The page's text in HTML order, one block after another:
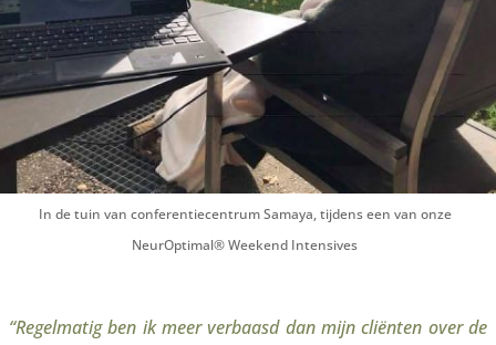
In de tuin van conferentiecentrum Samaya, tijdens een van onze
NeurOptimal® Weekend Intensives
“Regelmatig ben ik meer verbaasd dan mijn cliënten over de